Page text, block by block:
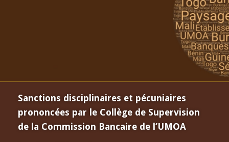
Sanctions disciplinaires et pécuniaires
prononcées par le Collège de Supervision
de la Commission Bancaire de l’UMOA